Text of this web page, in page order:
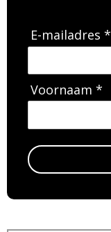
E-mailadres *
Voornaam *